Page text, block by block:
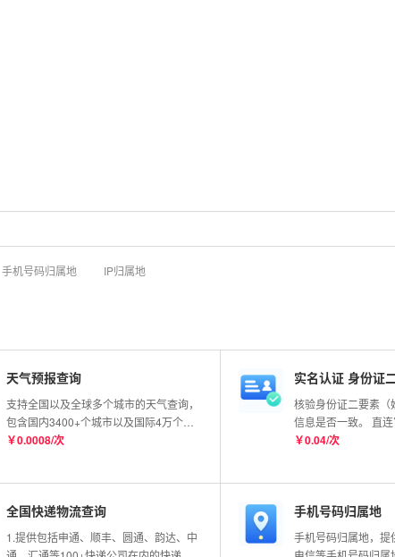
手机号码归属地 IP归属地
天气预报查询
支持全国以及全球多个城市的天气查询，
包含国内3400+个城市以及国际4万个城
市的实况数据，同时也支持全球任意经纬
￥0.0008/次
实名认证 身份证
核验身份证二要素（
信息是否一致。 直连
实时核验，99.99%准
￥0.04/次
全国快递物流查询
1.提供包括申通、顺丰、圆通、韵达、中
手机号码归属地
手机号码归属地，提